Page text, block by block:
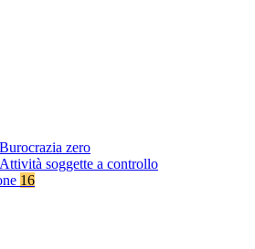
Burocrazia zero
Attività soggette a controllo
16